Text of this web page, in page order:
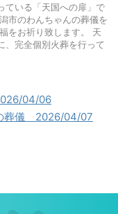
ている「天国への扉」で
市のわんちゃんの葬儀を
をお祈り致します。 天
、完全個別火葬を行って
04/06
葬儀 2026/04/07